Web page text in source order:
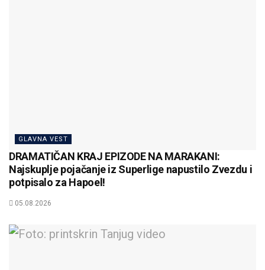
GLAVNA VEST
DRAMATIČAN KRAJ EPIZODE NA MARAKANI:
Najskuplje pojačanje iz Superlige napustilo Zvezdu i
potpisalo za Hapoel!
05.08.2026